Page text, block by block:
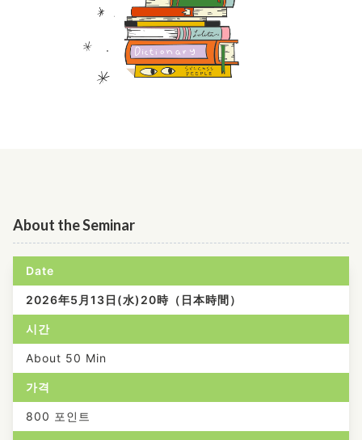
About the Seminar
Date
2026年5月13日(水)20時（日本時間）
시간
About 50 Min
가격
800 포인트